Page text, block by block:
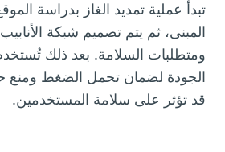
تبدأ عملية تمديد الغاز بدراسة
المبنى، ثم يتم تصميم شبكة الأنابيب
ومتطلبات السلامة. بعد ذلك
الجودة لضمان تحمل الضغط
قد تؤثر على سلامة المستخدمين.